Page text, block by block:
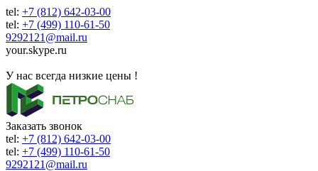
tel: +7 (812) 642-03-00
tel: +7 (499) 110-61-50
9292121@mail.ru
your.skype.ru
У нас всегда низкие цены !
Заказать звонок
tel: +7 (812) 642-03-00
tel: +7 (499) 110-61-50
9292121@mail.ru